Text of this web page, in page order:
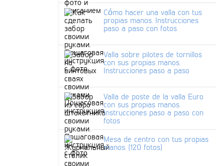
Cómo hacer una valla con tus
propias manos. Instrucciones
paso a paso con fotos
Valla sobre pilotes de tornillos
con sus propias manos.
Instrucciones paso a paso
Valla de poste de la valla Euro
con sus propias manos.
Instrucciones paso a paso con
fotos
Mesa de centro con tus propias
manos. (120 fotos)